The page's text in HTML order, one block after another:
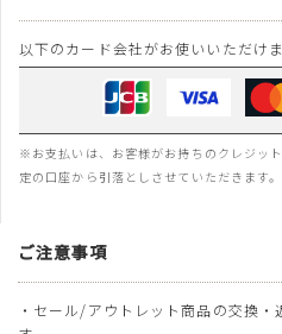
以下のカード会社がお使いいただけま
※お支払いは、お客様がお持ちのクレジッ
定の口座から引落としさせていただきます。
ご注意事項
・セール/アウトレット商品の交換